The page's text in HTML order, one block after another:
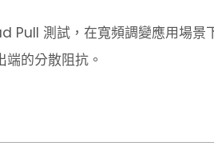
Pull 測試，在寬頻調變應用場景
的分散阻抗。